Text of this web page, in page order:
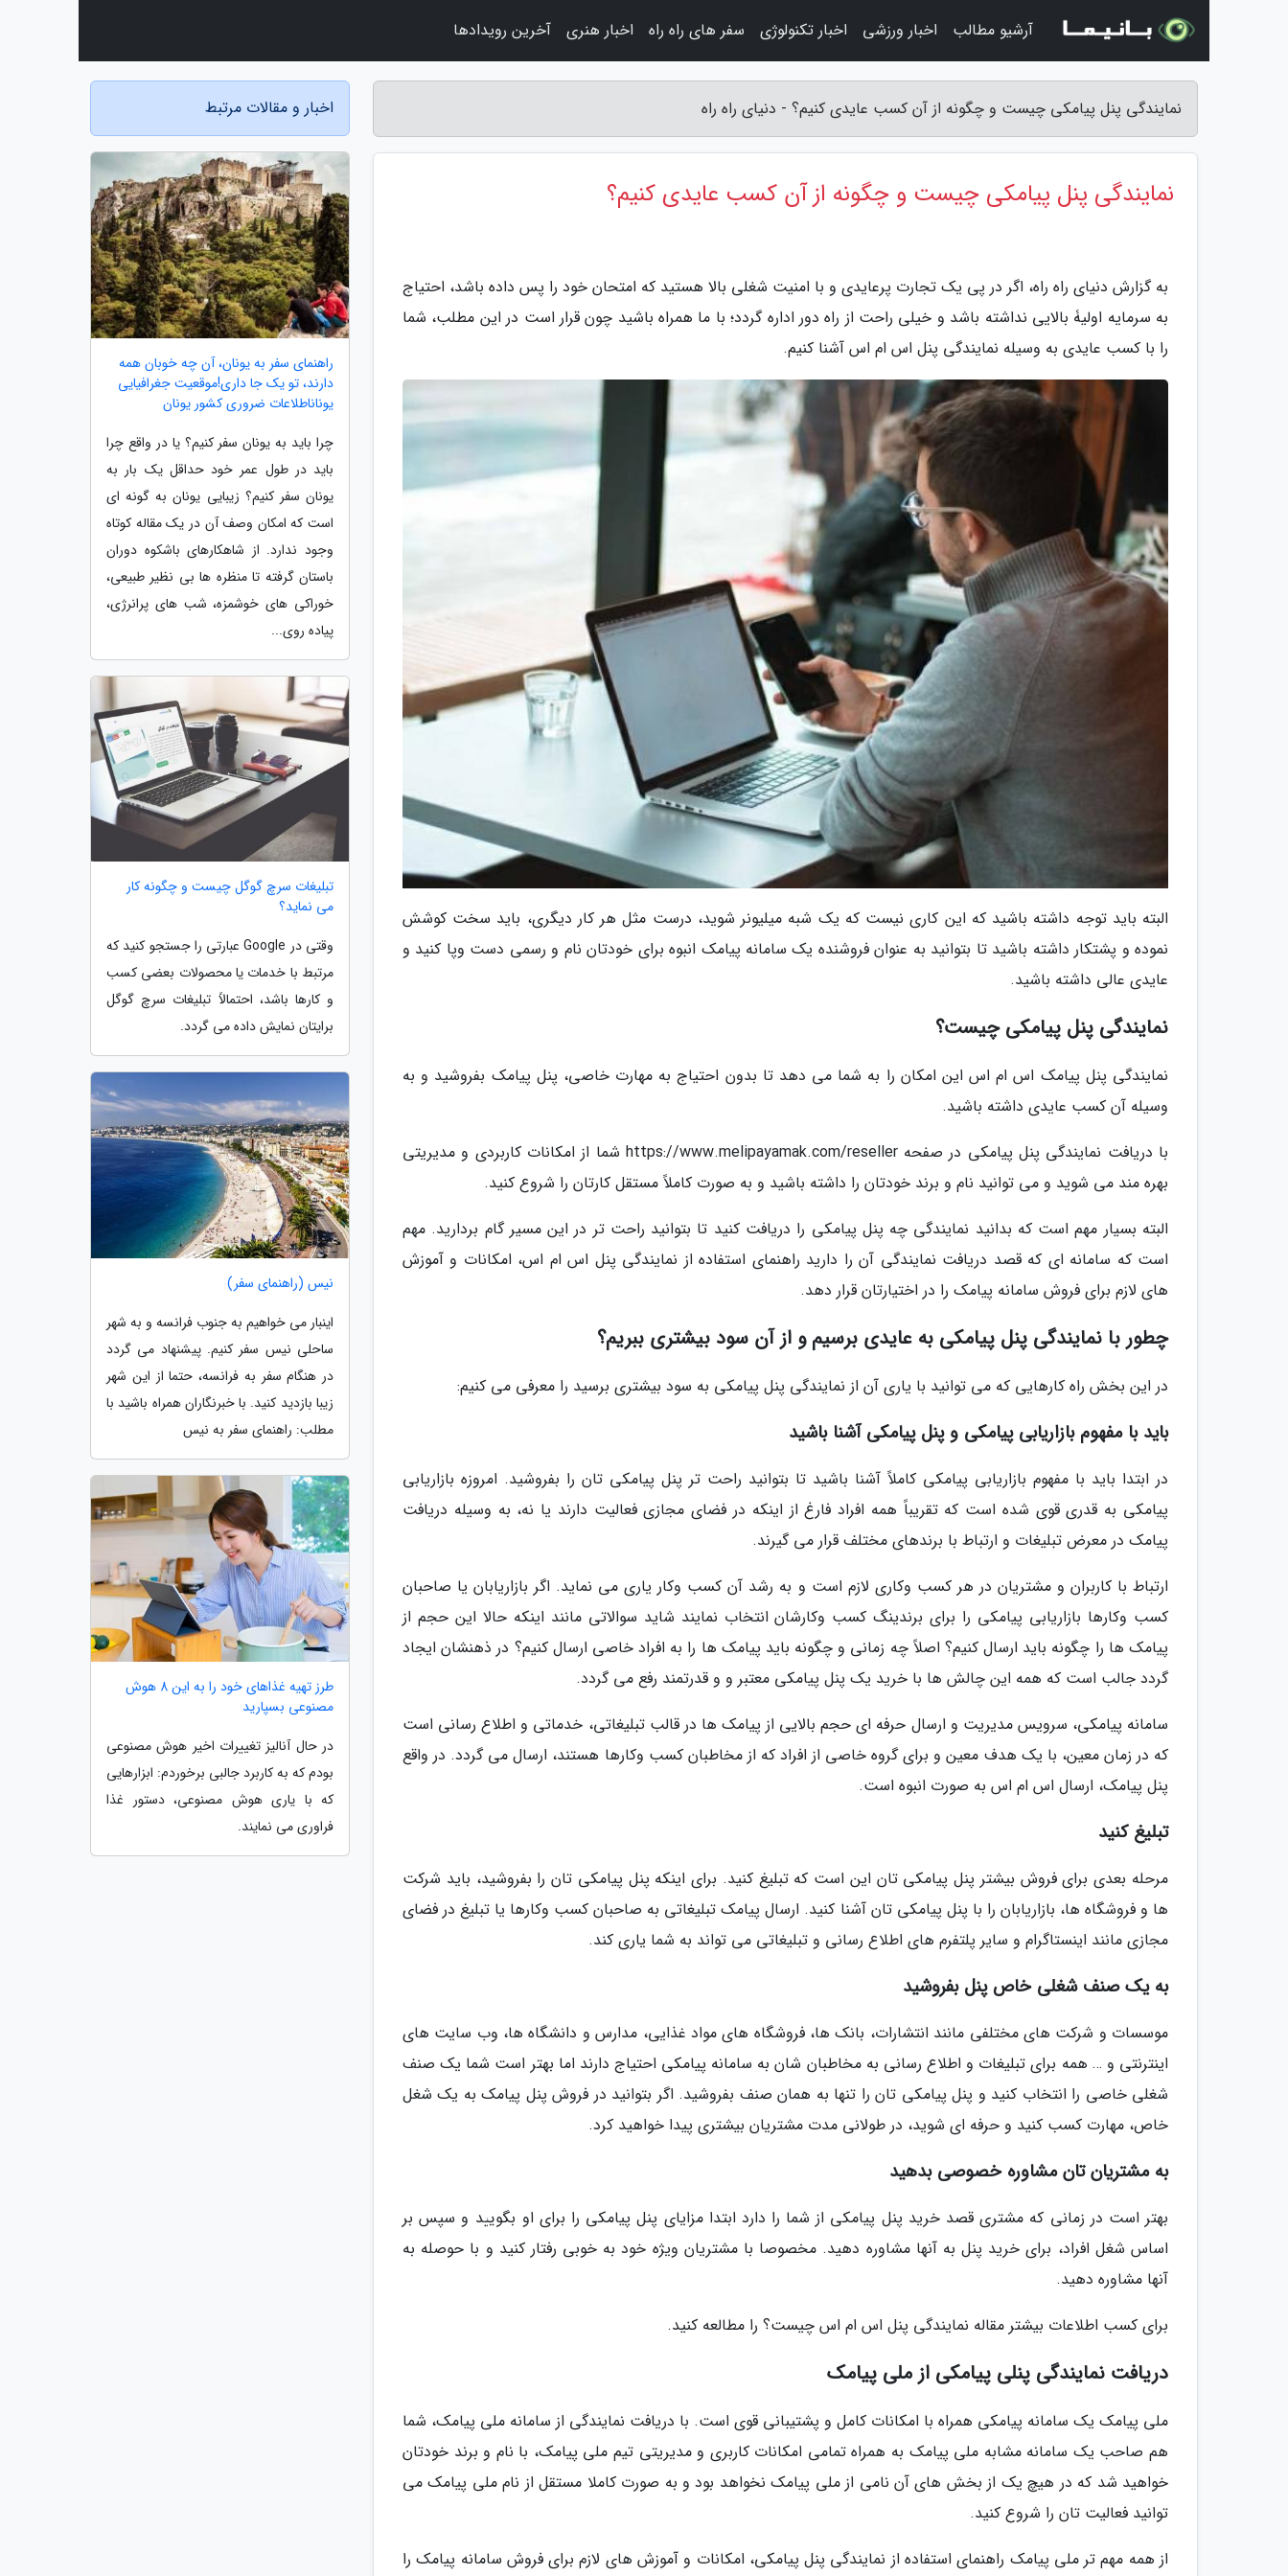
نمایندگی پنل پیامکی چیست و چگونه از آن کسب عایدی کنیم؟ - دنیای راه راه
نمایندگی پنل پیامکی چیست و چگونه از آن کسب عایدی کنیم؟
به گزارش دنیای راه راه، اگر در پی یک تجارت پرعایدی و با امنیت شغلی بالا هستید که امتحان خود را پس داده باشد، احتیاج
به سرمایه اولیۀ بالایی نداشته باشد و خیلی راحت از راه دور اداره گردد؛ با ما همراه باشید چون قرار است در این مطلب، شما
را با کسب عایدی به وسیله نمایندگی پنل اس ام اس آشنا کنیم.
البته باید توجه داشته باشید که این کاری نیست که یک شبه میلیونر شوید، درست مثل هر کار دیگری، باید سخت کوشش
نموده و پشتکار داشته باشید تا بتوانید به عنوان فروشنده یک سامانه پیامک انبوه برای خودتان نام و رسمی دست وپا کنید و
عایدی عالی داشته باشید.
نمایندگی پنل پیامکی چیست؟
نمایندگی پنل پیامک اس ام اس این امکان را به شما می دهد تا بدون احتیاج به مهارت خاصی، پنل پیامک بفروشید و به
وسیله آن کسب عایدی داشته باشید.
با دریافت نمایندگی پنل پیامکی در صفحه https://www.melipayamak.com/reseller شما از امکانات کاربردی و مدیریتی
بهره مند می شوید و می توانید نام و برند خودتان را داشته باشید و به صورت کاملاً مستقل کارتان را شروع کنید.
البته بسیار مهم است که بدانید نمایندگی چه پنل پیامکی را دریافت کنید تا بتوانید راحت تر در این مسیر گام بردارید. مهم
است که سامانه ای که قصد دریافت نمایندگی آن را دارید راهنمای استفاده از نمایندگی پنل اس ام اس، امکانات و آموزش
های لازم برای فروش سامانه پیامک را در اختیارتان قرار دهد.
چطور با نمایندگی پنل پیامکی به عایدی برسیم و از آن سود بیشتری ببریم؟
در این بخش راه کارهایی که می توانید با یاری آن از نمایندگی پنل پیامکی به سود بیشتری برسید را معرفی می کنیم:
باید با مفهوم بازاریابی پیامکی و پنل پیامکی آشنا باشید
در ابتدا باید با مفهوم بازاریابی پیامکی کاملاً آشنا باشید تا بتوانید راحت تر پنل پیامکی تان را بفروشید. امروزه بازاریابی
پیامکی به قدری قوی شده است که تقریباً همه افراد فارغ از اینکه در فضای مجازی فعالیت دارند یا نه، به وسیله دریافت
پیامک در معرض تبلیغات و ارتباط با برندهای مختلف قرار می گیرند.
ارتباط با کاربران و مشتریان در هر کسب وکاری لازم است و به رشد آن کسب وکار یاری می نماید. اگر بازاریابان یا صاحبان
کسب وکارها بازاریابی پیامکی را برای برندینگ کسب وکارشان انتخاب نمایند شاید سوالاتی مانند اینکه حالا این حجم از
پیامک ها را چگونه باید ارسال کنیم؟ اصلاً چه زمانی و چگونه باید پیامک ها را به افراد خاصی ارسال کنیم؟ در ذهنشان ایجاد
گردد جالب است که همه این چالش ها با خرید یک پنل پیامکی معتبر و و قدرتمند رفع می گردد.
سامانه پیامکی، سرویس مدیریت و ارسال حرفه ای حجم بالایی از پیامک ها در قالب تبلیغاتی، خدماتی و اطلاع رسانی است
که در زمان معین، با یک هدف معین و برای گروه خاصی از افراد که از مخاطبان کسب وکارها هستند، ارسال می گردد. در واقع
پنل پیامک، ارسال اس ام اس به صورت انبوه است.
تبلیغ کنید
مرحله بعدی برای فروش بیشتر پنل پیامکی تان این است که تبلیغ کنید. برای اینکه پنل پیامکی تان را بفروشید، باید شرکت
ها و فروشگاه ها، بازاریابان را با پنل پیامکی تان آشنا کنید. ارسال پیامک تبلیغاتی به صاحبان کسب وکارها یا تبلیغ در فضای
مجازی مانند اینستاگرام و سایر پلتفرم های اطلاع رسانی و تبلیغاتی می تواند به شما یاری کند.
به یک صنف شغلی خاص پنل بفروشید
موسسات و شرکت های مختلفی مانند انتشارات، بانک ها، فروشگاه های مواد غذایی، مدارس و دانشگاه ها، وب سایت های
اینترنتی و … همه برای تبلیغات و اطلاع رسانی به مخاطبان شان به سامانه پیامکی احتیاج دارند اما بهتر است شما یک صنف
شغلی خاصی را انتخاب کنید و پنل پیامکی تان را تنها به همان صنف بفروشید. اگر بتوانید در فروش پنل پیامک به یک شغل
خاص، مهارت کسب کنید و حرفه ای شوید، در طولانی مدت مشتریان بیشتری پیدا خواهید کرد.
به مشتریان تان مشاوره خصوصی بدهید
بهتر است در زمانی که مشتری قصد خرید پنل پیامکی از شما را دارد ابتدا مزایای پنل پیامکی را برای او بگویید و سپس بر
اساس شغل افراد، برای خرید پنل به آنها مشاوره دهید. مخصوصا با مشتریان ویژه خود به خوبی رفتار کنید و با حوصله به
آنها مشاوره دهید.
برای کسب اطلاعات بیشتر مقاله نمایندگی پنل اس ام اس چیست؟ را مطالعه کنید.
دریافت نمایندگی پنلی پیامکی از ملی پیامک
ملی پیامک یک سامانه پیامکی همراه با امکانات کامل و پشتیبانی قوی است. با دریافت نمایندگی از سامانه ملی پیامک، شما
هم صاحب یک سامانه مشابه ملی پیامک به همراه تمامی امکانات کاربری و مدیریتی تیم ملی پیامک، با نام و برند خودتان
خواهید شد که در هیچ یک از بخش های آن نامی از ملی پیامک نخواهد بود و به صورت کاملا مستقل از نام ملی پیامک می
توانید فعالیت تان را شروع کنید.
از همه مهم تر ملی پیامک راهنمای استفاده از نمایندگی پنل پیامکی، امکانات و آموزش های لازم برای فروش سامانه پیامک را
اخبار و مقالات مرتبط
راهنمای سفر به یونان، آن چه خوبان همه
دارند، تو یک جا داری!موقعیت جغرافیایی
یوناناطلاعات ضروری کشور یونان
چرا باید به یونان سفر کنیم؟ یا در واقع چرا
باید در طول عمر خود حداقل یک بار به
یونان سفر کنیم؟ زیبایی یونان به گونه ای
است که امکان وصف آن در یک مقاله کوتاه
وجود ندارد. از شاهکارهای باشکوه دوران
باستان گرفته تا منظره ها بی نظیر طبیعی،
خوراکی های خوشمزه، شب های پرانرژی،
پیاده روی...
تبلیغات سرچ گوگل چیست و چگونه کار
می نماید؟
وقتی در Google عبارتی را جستجو کنید که
مرتبط با خدمات یا محصولات بعضی کسب
و کارها باشد، احتمالاً تبلیغات سرچ گوگل
برایتان نمایش داده می گردد.
نیس (راهنمای سفر)
اینبار می خواهیم به جنوب فرانسه و به شهر
ساحلی نیس سفر کنیم. پیشنهاد می گردد
در هنگام سفر به فرانسه، حتما از این شهر
زیبا بازدید کنید. با خبرنگاران همراه باشید با
مطلب: راهنمای سفر به نیس
طرز تهیه غذاهای خود را به این 8 هوش
مصنوعی بسپارید
در حال آنالیز تغییرات اخیر هوش مصنوعی
بودم که به کاربرد جالبی برخوردم: ابزارهایی
که با یاری هوش مصنوعی، دستور غذا
فراوری می نمایند.
آرشیو مطالب اخبار ورزشی اخبار تکنولوژی سفر های راه راه اخبار هنری آخرین رویدادها